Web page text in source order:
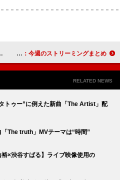
ロゼ＆ブルーノ・マーズ「APT.」累計3億回突破：今週のストリーミングまとめ
RELATED NEWS
トゥー”に例えた新曲「The Artist」配
The truth」MVテーマは“時間”
×渋谷すばる】ライブ映像使用の